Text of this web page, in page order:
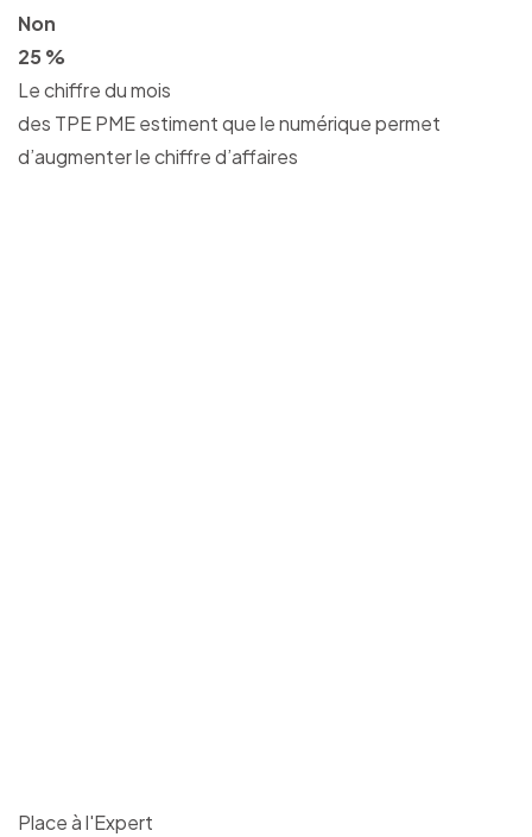
Non
25 %
Le chiffre du mois
des TPE PME estiment que le numérique permet
d’augmenter le chiffre d’affaires
Place à l'Expert